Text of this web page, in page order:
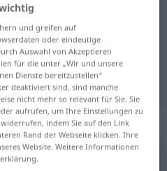
Übersetzung für
und greifen auf
oder eindeutige
Auswahl von Akzeptieren
für die unter „Wir und unsere
Dienste bereitzustellen“
deaktiviert sind, sind manche
nicht mehr so relevant für Sie. Sie
aufrufen, um Ihre Einstellungen zu
indem Sie auf den Link
Rand der Webseite klicken. Ihre
Website. Weitere Informationen